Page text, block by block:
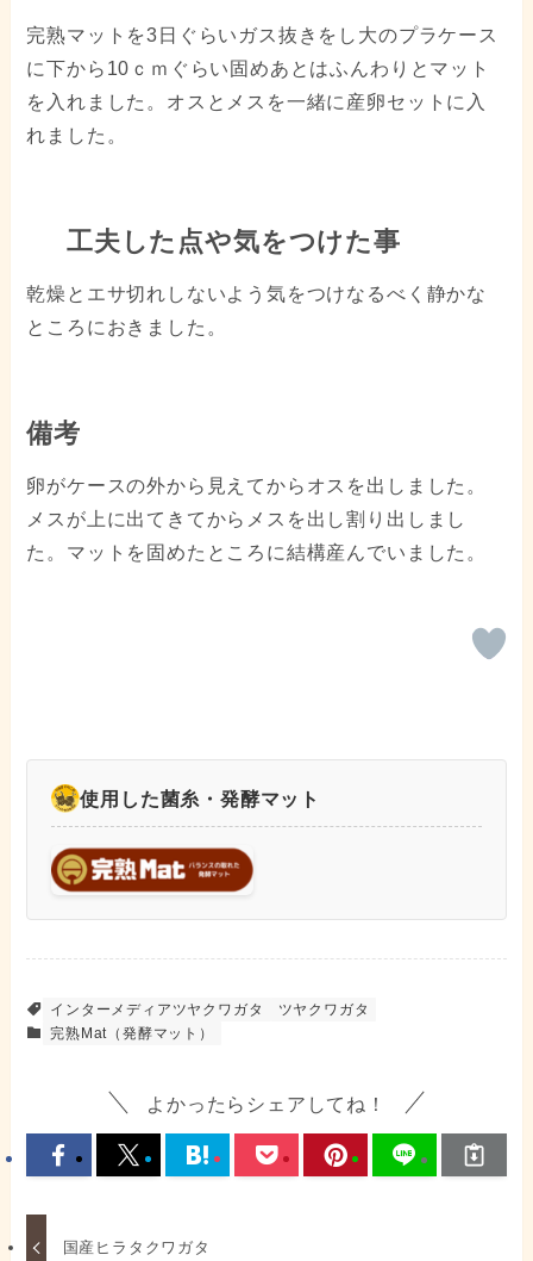
完熟マットを3日ぐらいガス抜きをし大のプラケース
に下から10ｃｍぐらい固めあとはふんわりとマット
を入れました。オスとメスを一緒に産卵セットに入
れました。
工夫した点や気をつけた事
乾燥とエサ切れしないよう気をつけなるべく静かな
ところにおきました。
備考
卵がケースの外から見えてからオスを出しました。
メスが上に出てきてからメスを出し割り出しまし
た。マットを固めたところに結構産んでいました。
使用した菌糸・発酵マット
インターメディアツヤクワガタ
ツヤクワガタ
完熟Mat（発酵マット）
よかったらシェアしてね！
国産ヒラタクワガタ